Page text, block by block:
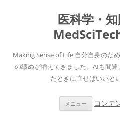
医科学・
Making Sense of Life 自分自身のた
の纏めが増えてきました。AIも間
たときに直せばいいと
メニュー コンテ